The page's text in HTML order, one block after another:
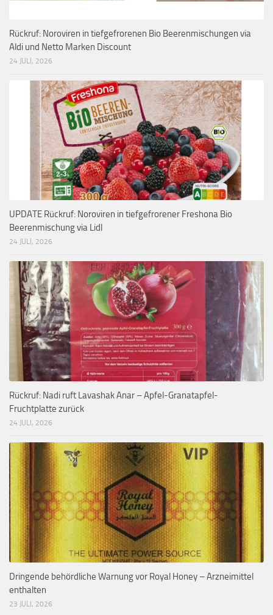
Rückruf: Noroviren in tiefgefrorenen Bio Beerenmischungen via
Aldi und Netto Marken Discount
24 JULI, 2026
UPDATE Rückruf: Noroviren in tiefgefrorener Freshona Bio
Beerenmischung via Lidl
24 JULI, 2026
Rückruf: Nadi ruft Lavashak Anar – Apfel-Granatapfel-
Fruchtplatte zurück
24 JULI, 2026
Dringende behördliche Warnung vor Royal Honey – Arzneimittel
enthalten
23 JULI, 2026